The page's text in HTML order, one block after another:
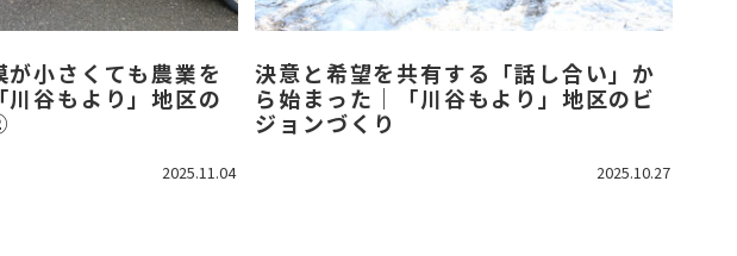
小さくても農業を
谷もより」地区の
2025.11.04
決意と希望を共有する「話し合い」か
ら始まった｜「川谷もより」地区のビ
ジョンづくり
2025.10.27